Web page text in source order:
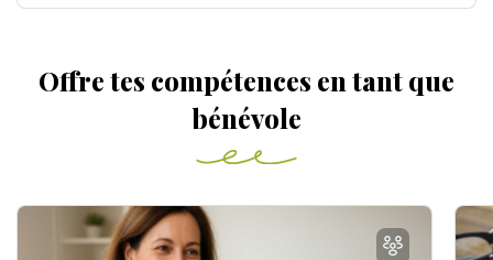
Offre tes compétences en tant que
bénévole